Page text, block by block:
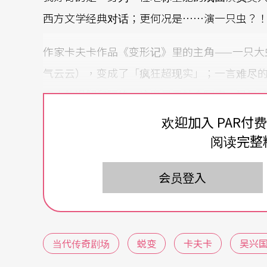
西方文学经典对话；更何况是……演一只虫？
作家卡夫卡作品《变形记》里的主角——一只
气云云），变成了「疯狂超现实」；一言难尽
家人的误解和隔绝。这既是最社会写实，又是
《李尔在此》之后，再度挑战独角戏——戏曲
倒错反转，用戏曲的抽象象征，来演绎现实
著迷与好奇？！
欢迎加入 PAR付
阅读完
会员登入
当代传奇剧场 蜕变 卡夫卡 吴兴